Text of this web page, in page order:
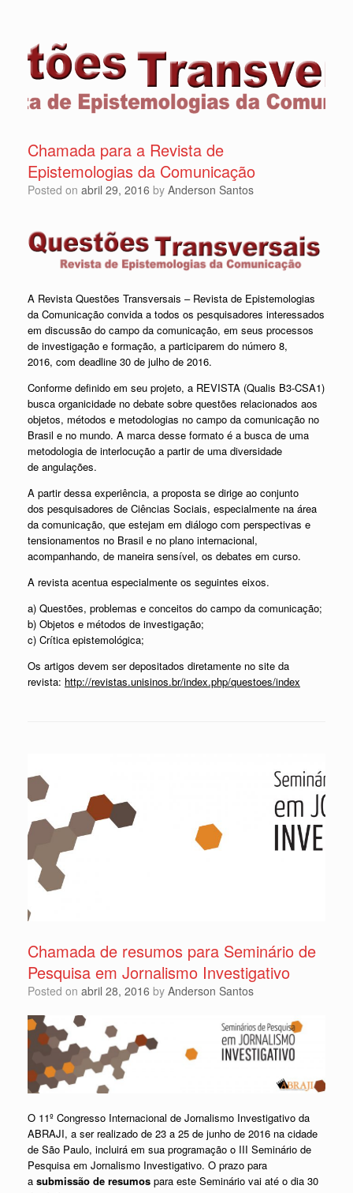
Chamada para a Revista de
Epistemologias da Comunicação
Posted on abril 29, 2016 by Anderson Santos
A Revista Questões Transversais – Revista de Epistemologias
da Comunicação convida a todos os pesquisadores interessados
em discussão do campo da comunicação, em seus processos
de investigação e formação, a participarem do número 8,
2016, com deadline 30 de julho de 2016.
Conforme definido em seu projeto, a REVISTA (Qualis B3-CSA1)
busca organicidade no debate sobre questões relacionados aos
objetos, métodos e metodologias no campo da comunicação no
Brasil e no mundo. A marca desse formato é a busca de uma
metodologia de interlocução a partir de uma diversidade
de angulações.
A partir dessa experiência, a proposta se dirige ao conjunto
dos pesquisadores de Ciências Sociais, especialmente na área
da comunicação, que estejam em diálogo com perspectivas e
tensionamentos no Brasil e no plano internacional,
acompanhando, de maneira sensível, os debates em curso.
A revista acentua especialmente os seguintes eixos.
a) Questões, problemas e conceitos do campo da comunicação;
b) Objetos e métodos de investigação;
c) Crítica epistemológica;
Os artigos devem ser depositados diretamente no site da
revista: http://revistas.unisinos.br/index.php/questoes/index
Chamada de resumos para Seminário de
Pesquisa em Jornalismo Investigativo
Posted on abril 28, 2016 by Anderson Santos
O 11º Congresso Internacional de Jornalismo Investigativo da
ABRAJI, a ser realizado de 23 a 25 de junho de 2016 na cidade
de São Paulo, incluirá em sua programação o III Seminário de
Pesquisa em Jornalismo Investigativo. O prazo para
a submissão de resumos para este Seminário vai até o dia 30